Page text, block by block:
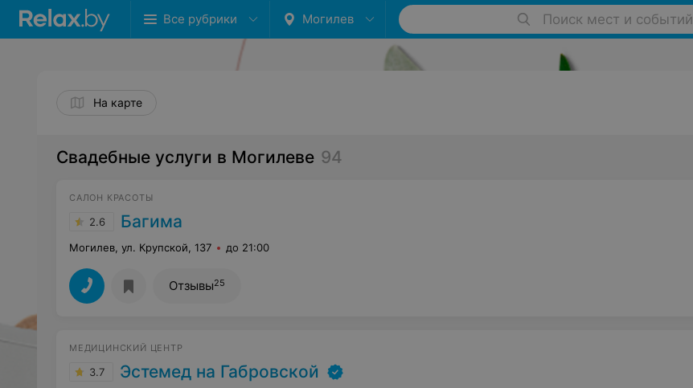
Все рубрики Могилев Поиск мест и событий
На карте
Свадебные услуги в Могилеве 94
САЛОН КРАСОТЫ
2.6 Багима
Могилев, ул. Крупской, 137 до 21:00
Отзывы25
МЕДИЦИНСКИЙ ЦЕНТР
3.7 Эстемед на Габровской